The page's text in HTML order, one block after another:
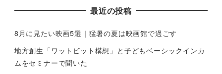
最近の投稿
8月に見たい映画5選｜猛暑の夏は映画館で過ごす
地方創生「ワットビット構想」と子どもベーシックインカ
ムをセミナーで聞いた